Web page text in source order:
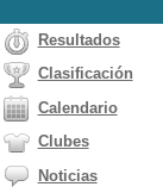
Resultados
Clasificación
Calendario
Clubes
Noticias